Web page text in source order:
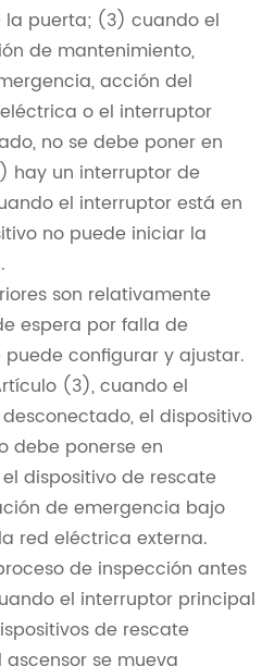
puerta; (3) cuando el
de mantenimiento,
acción del
o el interruptor
no se debe poner en
hay un interruptor de
el interruptor está en
no puede iniciar la
son relativamente
espera por falla de
configurar y ajustar.
(3), cuando el
el dispositivo
debe ponerse en
dispositivo de rescate
de emergencia bajo
red eléctrica externa.
de inspección antes
el interruptor principal
de rescate
se mueva